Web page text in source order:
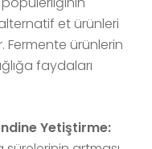
et ürünleri
Fermente ürünlerin
faydaları
Yetiştirme: